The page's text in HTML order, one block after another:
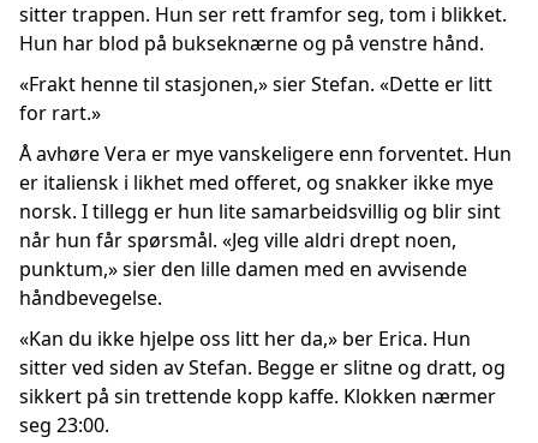
sitter trappen. Hun ser rett framfor seg, tom i blikket.
Hun har blod på bukseknærne og på venstre hånd.
«Frakt henne til stasjonen,» sier Stefan. «Dette er litt
for rart.»
Å avhøre Vera er mye vanskeligere enn forventet. Hun
er italiensk i likhet med offeret, og snakker ikke mye
norsk. I tillegg er hun lite samarbeidsvillig og blir sint
når hun får spørsmål. «Jeg ville aldri drept noen,
punktum,» sier den lille damen med en avvisende
håndbevegelse.
«Kan du ikke hjelpe oss litt her da,» ber Erica. Hun
sitter ved siden av Stefan. Begge er slitne og dratt, og
sikkert på sin trettende kopp kaffe. Klokken nærmer
seg 23:00.